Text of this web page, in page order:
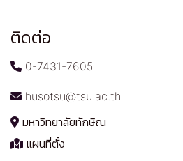
ติดต่อ
0-7431-7605
husotsu@tsu.ac.th
มหาวิทยาลัยทักษิณ
แผนที่ตั้ง